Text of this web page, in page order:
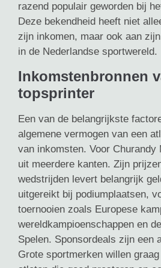
razend populair geworden bij
Deze bekendheid heeft niet
zijn inkomen, maar ook aan
in de Nederlandse sportwereld.
Inkomstenbronnen
topsprinter
Een van de belangrijkste
algemene vermogen van een
van inkomsten. Voor Churandy
uit meerdere kanten. Zijn
wedstrijden levert belangrijk
uitgereikt bij podiumplaatsen,
toernooien zoals Europese
wereldkampioenschappen en
Spelen. Sponsordeals zijn een
Grote sportmerken willen